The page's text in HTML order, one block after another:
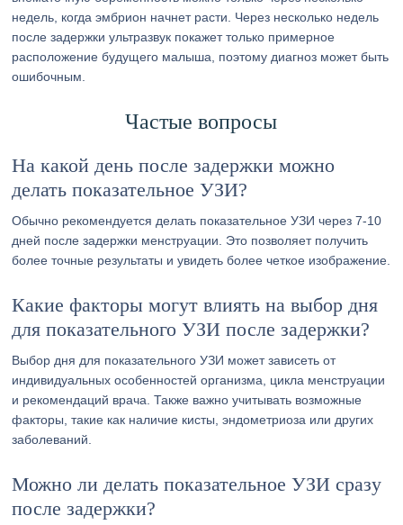
недель, когда эмбрион начнет расти. Через несколько недель
после задержки ультразвук покажет только примерное
расположение будущего малыша, поэтому диагноз может быть
ошибочным.
Частые вопросы
На какой день после задержки можно
делать показательное УЗИ?
Обычно рекомендуется делать показательное УЗИ через 7-10
дней после задержки менструации. Это позволяет получить
более точные результаты и увидеть более четкое изображение.
Какие факторы могут влиять на выбор дня
для показательного УЗИ после задержки?
Выбор дня для показательного УЗИ может зависеть от
индивидуальных особенностей организма, цикла менструации
и рекомендаций врача. Также важно учитывать возможные
факторы, такие как наличие кисты, эндометриоза или других
заболеваний.
Можно ли делать показательное УЗИ сразу
после задержки?